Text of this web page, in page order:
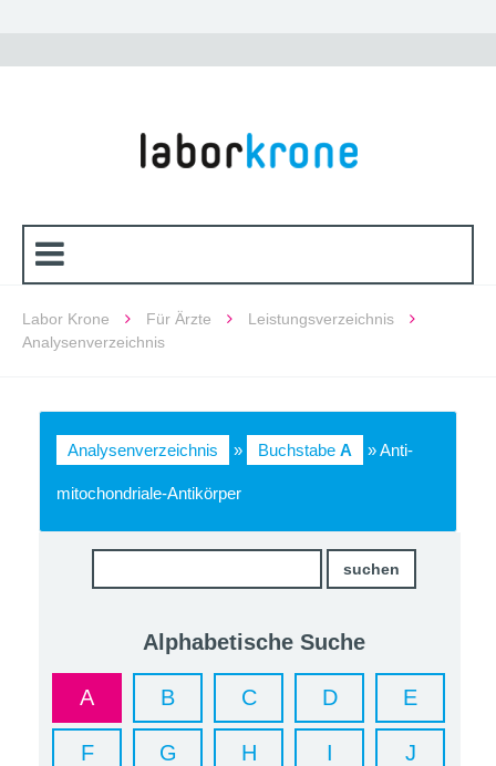
Labor Krone Für Ärzte
Leistungsverzeichnis
Analysenverzeichnis
Analysenverzeichnis » Buchstabe A » Anti-
mitochondriale-Antikörper
Alphabetische Suche
A B C D E
F G H I J